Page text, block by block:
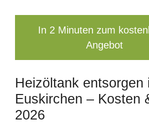
In 2 Minuten zum
Angebot
Heizöltank entsorgen
Euskirchen – Kosten
2026